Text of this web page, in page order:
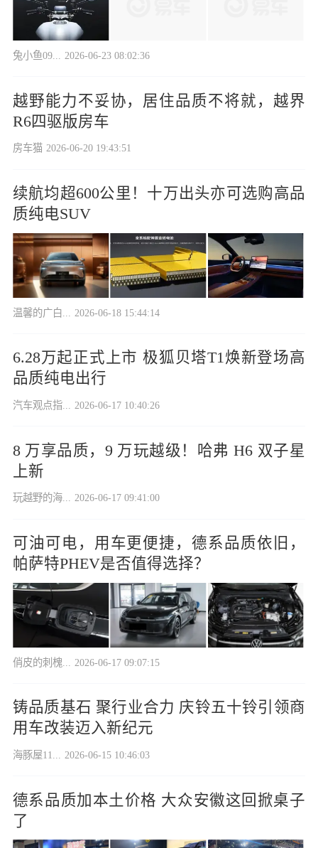
兔小鱼09... 2026-06-23 08:02:36
越野能力不妥协，居住品质不将就，越界
R6四驱版房车
房车猫 2026-06-20 19:43:51
续航均超600公里！十万出头亦可选购高品
质纯电SUV
温馨的广白... 2026-06-18 15:44:14
6.28万起正式上市 极狐贝塔T1焕新登场高
品质纯电出行
汽车观点指... 2026-06-17 10:40:26
8 万享品质，9 万玩越级！哈弗 H6 双子星
上新
玩越野的海... 2026-06-17 09:41:00
可油可电，用车更便捷，德系品质依旧，
帕萨特PHEV是否值得选择？
俏皮的刺槐... 2026-06-17 09:07:15
铸品质基石 聚行业合力 庆铃五十铃引领商
用车改装迈入新纪元
海豚屋11... 2026-06-15 10:46:03
德系品质加本土价格 大众安徽这回掀桌子
了